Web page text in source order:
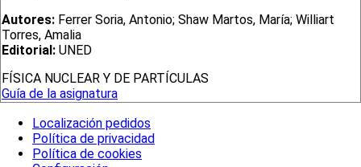
Autores: Ferrer Soria, Antonio; Shaw Martos, María; Williart
Torres, Amalia
Editorial: UNED
FÍSICA NUCLEAR Y DE PARTÍCULAS
Guía de la asignatura
Localización pedidos
Política de privacidad
Política de cookies